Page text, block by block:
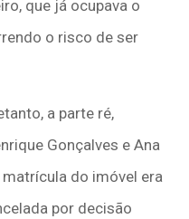
que já ocupava o
o risco de ser
a parte ré,
Gonçalves e Ana
do imóvel era
por decisão